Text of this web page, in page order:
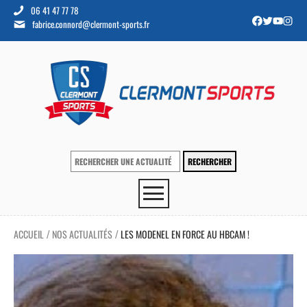
06 41 47 77 78
fabrice.connord@clermont-sports.fr
ACCUEIL / NOS ACTUALITÉS /LES MODENEL EN FORCE AU HBCAM !